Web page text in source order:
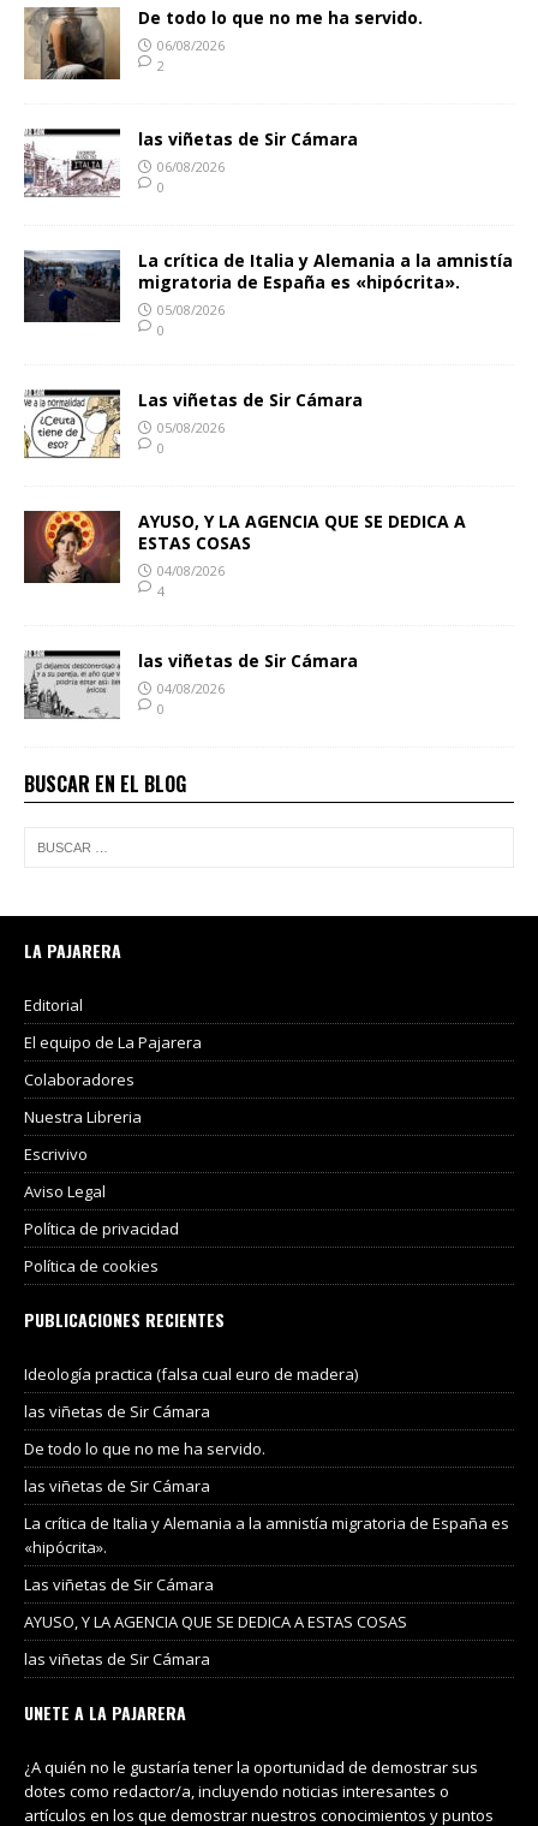
De todo lo que no me ha servido.
06/08/2026
2
las viñetas de Sir Cámara
06/08/2026
0
La crítica de Italia y Alemania a la amnistía
migratoria de España es «hipócrita».
05/08/2026
0
Las viñetas de Sir Cámara
05/08/2026
0
AYUSO, Y LA AGENCIA QUE SE DEDICA A
ESTAS COSAS
04/08/2026
4
las viñetas de Sir Cámara
04/08/2026
0
BUSCAR EN EL BLOG
LA PAJARERA
Editorial
El equipo de La Pajarera
Colaboradores
Nuestra Libreria
Escrivivo
Aviso Legal
Política de privacidad
Política de cookies
PUBLICACIONES RECIENTES
Ideología practica (falsa cual euro de madera)
las viñetas de Sir Cámara
De todo lo que no me ha servido.
las viñetas de Sir Cámara
La crítica de Italia y Alemania a la amnistía migratoria de España es
«hipócrita».
Las viñetas de Sir Cámara
AYUSO, Y LA AGENCIA QUE SE DEDICA A ESTAS COSAS
las viñetas de Sir Cámara
UNETE A LA PAJARERA
¿A quién no le gustaría tener la oportunidad de demostrar sus
dotes como redactor/a, incluyendo noticias interesantes o
artículos en los que demostrar nuestros conocimientos y puntos